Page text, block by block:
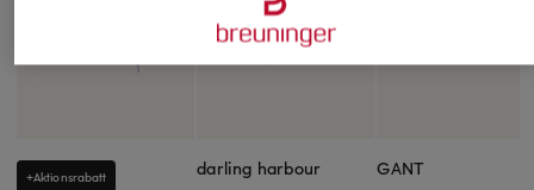
+Aktionsrabatt
darling harbour
GANT